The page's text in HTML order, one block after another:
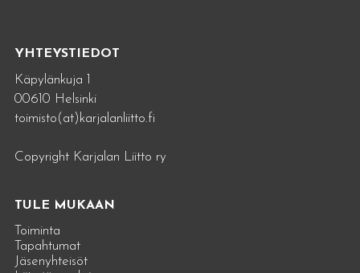
YHTEYSTIEDOT
Käpylänkuja 1
00610 Helsinki
toimisto(at)karjalanliitto.fi
Copyright Karjalan Liitto ry
TULE MUKAAN
Toiminta
Tapahtumat
Jäsenyhteisöt